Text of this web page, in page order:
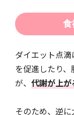
食
ダイエット点
を促進したり
が、 代謝が上
そのため、逆